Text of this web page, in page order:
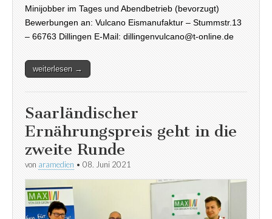
Minijobber im Tages und Abendbetrieb (bevorzugt)
Bewerbungen an: Vulcano Eismanufaktur – Stummstr.13
– 66763 Dillingen E-Mail: dillingenvulcano@t-online.de
weiterlesen →
Saarländischer
Ernährungspreis geht in die
zweite Runde
von aramedien • 08. Juni 2021